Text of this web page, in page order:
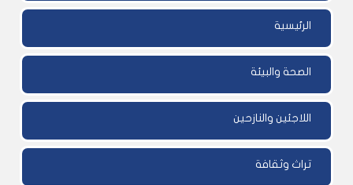
الرئيسية
الصحة والبيئة
اللاجئين والنازحين
تراث وثقافة